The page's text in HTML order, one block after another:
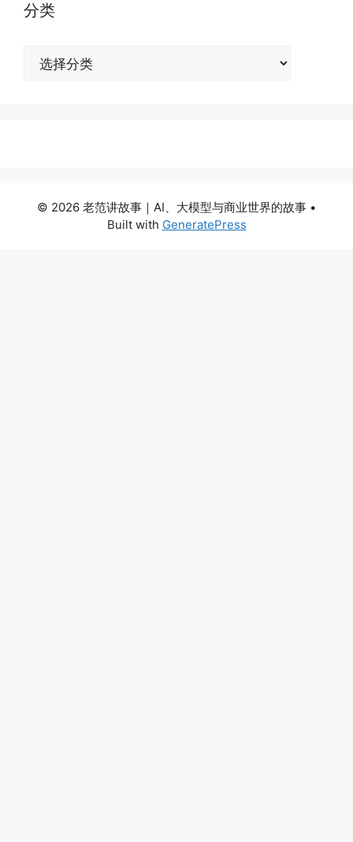
分类
© 2026 老范讲故事｜AI、大模型与商业世界的故事 •
Built with GeneratePress